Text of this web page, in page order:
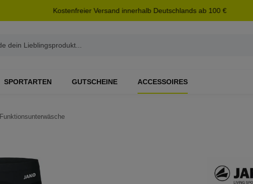
Kostenfreier Versand innerhalb Deutschlands ab 100 €
SPORTARTEN GUTSCHEINE ACCESSOIRES
Funktionsunterwäsche